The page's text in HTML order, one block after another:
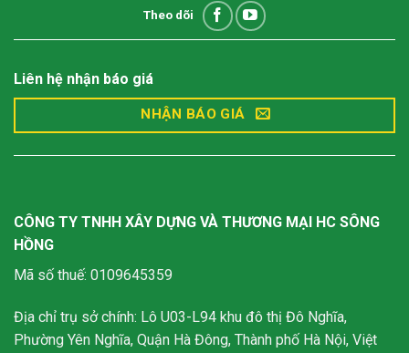
Theo dõi
Liên hệ nhận báo giá
NHẬN BÁO GIÁ
CÔNG TY TNHH XÂY DỰNG VÀ THƯƠNG MẠI HC SÔNG
HỒNG
Mã số thuế: 0109645359
Địa chỉ trụ sở chính: Lô U03-L94 khu đô thị Đô Nghĩa,
Phường Yên Nghĩa, Quận Hà Đông, Thành phố Hà Nội, Việt